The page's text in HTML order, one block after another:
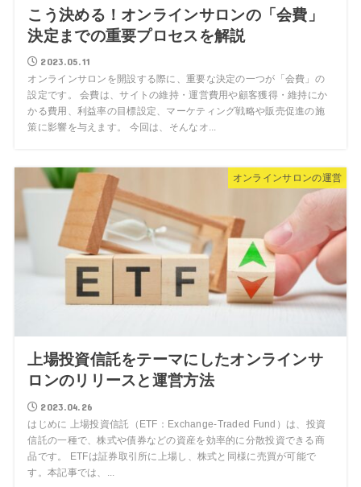
こう決める！オンラインサロンの「会費」
決定までの重要プロセスを解説
2023.05.11
オンラインサロンを開設する際に、重要な決定の一つが「会費」の
設定です。 会費は、サイトの維持・運営費用や顧客獲得・維持にか
かる費用、利益率の目標設定、マーケティング戦略や販売促進の施
策に影響を与えます。 今回は、そんなオ...
オンラインサロンの運営
上場投資信託をテーマにしたオンラインサ
ロンのリリースと運営方法
2023.04.26
はじめに 上場投資信託（ETF：Exchange-Traded Fund）は、投資
信託の一種で、株式や債券などの資産を効率的に分散投資できる商
品です。 ETFは証券取引所に上場し、株式と同様に売買が可能で
す。本記事では、...